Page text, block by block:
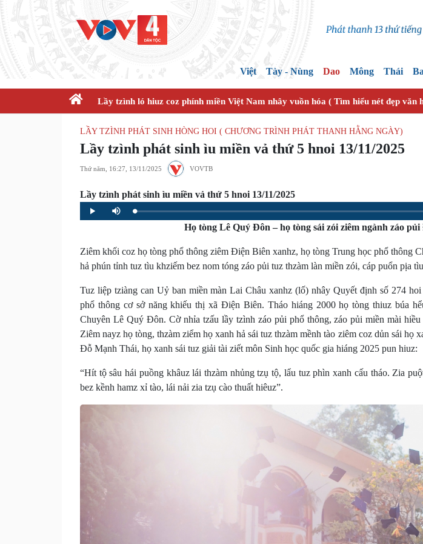
Việt Tày - Nùng Dao Mông Thái
Lầy tzình ló hiuz coz phính miền Việt Nam nhây vuồn hóa ( Tìm hiểu nét đẹp văn
LẦY TZÌNH PHÁT SINH HÒNG HOI ( CHƯƠNG TRÌNH PHÁT THANH HẰNG NGÀY)
Lầy tzình phát sinh ìu miền vả thứ 5 hnoi 13/11/2025
Thứ năm, 16:27, 13/11/2025 VOVTB
Lầy tzình phát sinh ìu miền vả thứ 5 hnoi 13/11/2025
Play Mute Loaded:
0%
Progress:
0%
Họ tòng Lê Quý Đôn – họ tòng sái zói ziêm ngành záo
Ziêm khối coz họ tòng phổ thông ziêm Điện Biên xanhz, họ tòng Trung học phổ thông
hả phún tỉnh tuz tìu khziếm bez nom tóng záo pủi tuz thzàm làn miền zói, cáp puổn pịa
Tuz liệp tziàng can Uỷ ban miền màn Lai Châu xanhz (lố) nhây Quyết định số 274
phổ thông cơ sở năng khiếu thị xã Điện Biên. Tháo hiáng 2000 họ tòng thiuz búa
Chuyên Lê Quý Đôn. Cờ nhỉa tzấu lầy tzình záo pủi phổ thông, záo pủi miền mài
Ziêm nayz họ tòng, thzàm ziểm họ xanh hả sái tuz thzàm mềnh tào ziêm coz dủn sái họ
Đỗ Mạnh Thái, họ xanh sái tuz giải tài ziết môn Sinh học quốc gia hiáng 2025 pun hiuz:
“Hít tộ sâu hái puồng khâuz lái thzàm nhủng tzụ tộ, lẩu tuz phìn xanh cấu tháo. Zia
bez kềnh hamz xỉ tào, lái nải zia tzụ cào thuất hiêuz”.